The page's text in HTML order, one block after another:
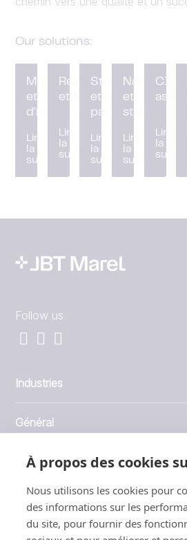
À propos des cookies
Nous utilisons les cookies pour
des informations sur les
du site, pour fournir des
Our solutions:
Manipulation
et mélange
d'ingrédients
Lire
la
suite
Remplissage
et fermeture
Lire
la
suite
Stérilisation
et
pasteurisation
Lire
la
suite
Navires
et
stockage
Lire
la
suite
CIP
Lire
la
suite
Follow us
Industries
Général
Entreprise
Investisseurs